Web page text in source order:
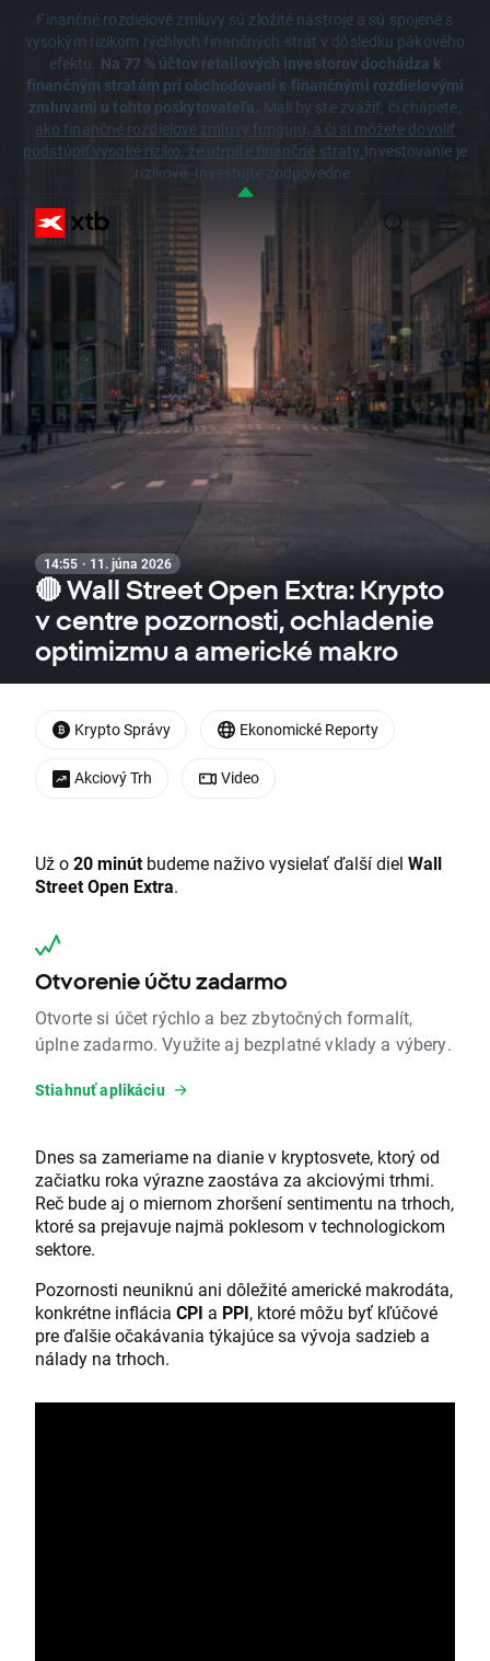
Finančné rozdielové zmluvy sú zložité nástroje a sú spojené s
vysokým rizikom rýchlych finančných strát v dôsledku pákového
efektu. Na 77 % účtov retailových investorov dochádza k
finančným stratám pri obchodovaní s finančnými rozdielovými
zmluvami u tohto poskytovateľa. Mali by ste zvážiť, či chápete,
ako finančné rozdielové zmluvy fungujú, a či si môžete dovoliť
podstúpiť vysoké riziko, že utrpíte finančné straty.Investovanie je
rizikové. Investujte zodpovedne.
14:55 · 11. júna 2026
🔴 Wall Street Open Extra: Krypto
v centre pozornosti, ochladenie
optimizmu a americké makro
Už o20 minútbudeme naživo vysielať ďalší diel Wall
Street Open Extra.
Otvorenie účtu zadarmo
Otvorte si účet rýchlo a bez zbytočných formalít,
úplne zadarmo. Využite aj bezplatné vklady a výbery.
Stiahnuť aplikáciu
Dnes sa zameriame na dianie v kryptosvete, ktorý od
začiatku roka výrazne zaostáva za akciovými trhmi.
Reč bude aj o miernom zhoršení sentimentu na trhoch,
ktoré sa prejavuje najmä poklesom v technologickom
sektore.
Pozornosti neuniknú ani dôležité americké makrodáta,
konkrétne inflácia CPI a PPI, ktoré môžu byť kľúčové
pre ďalšie očakávania týkajúce sa vývoja sadzieb a
nálady na trhoch.
Krypto Správy Ekonomické Reporty
Akciový Trh Video